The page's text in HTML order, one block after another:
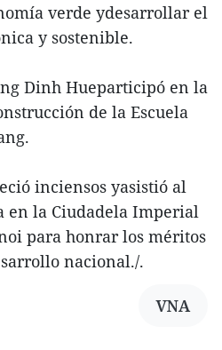
verde ydesarrollar el
y sostenible.
Dinh Hueparticipó en la
de la Escuela
inciensos yasistió al
en la Ciudadela Imperial
para honrar los méritos
nacional./.
VNA